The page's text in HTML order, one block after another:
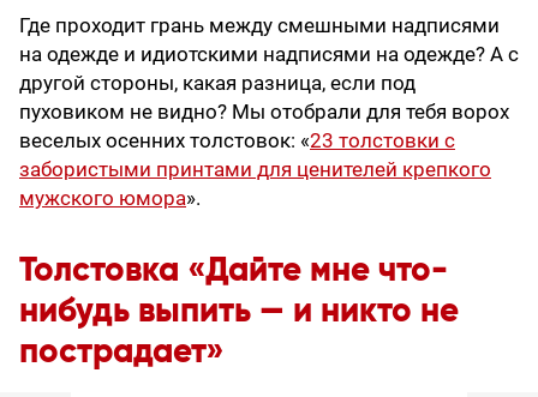
Где проходит грань между смешными надписями
на одежде и идиотскими надписями на одежде? А с
другой стороны, какая разница, если под
пуховиком не видно? Мы отобрали для тебя ворох
веселых осенних толстовок: «23 толстовки с
забористыми принтами для ценителей крепкого
мужского юмора».
Толстовка «Дайте мне что-
нибудь выпить — и никто не
пострадает»